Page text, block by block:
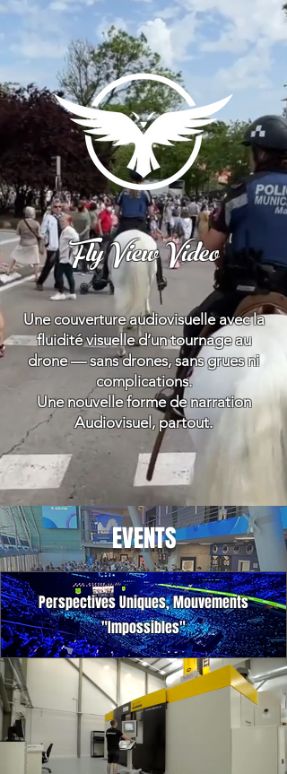
Fly View Video
Une couverture audiovisuelle avec la
fluidité visuelle d’un tournage au
drone — sans drones, sans grues ni
complications.
Une nouvelle forme de narration
Audiovisuel, partout.
EVENTS
Perspectives Uniques, Mouvements
"Impossibles"